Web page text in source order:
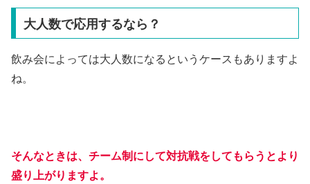
大人数で応用するなら？
飲み会によっては大人数になるというケースもありますよ
ね。
そんなときは、チーム制にして対抗戦をしてもらうとより
盛り上がりますよ。